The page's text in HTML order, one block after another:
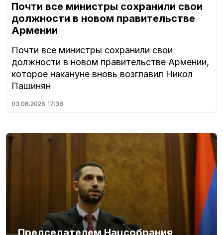
Почти все министры сохранили свои
должности в новом правительстве
Армении
Почти все министры сохранили свои
должности в новом правительстве Армении,
которое накануне вновь возглавил Никол
Пашинян
03.08.2026 17:38
Председателем Нацсобрания